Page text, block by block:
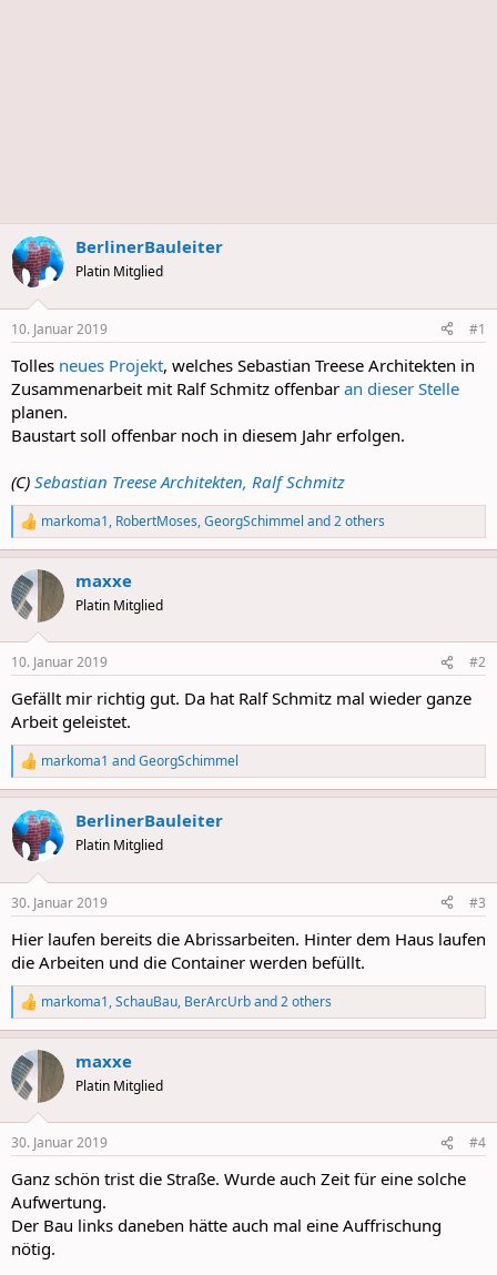
BerlinerBauleiter
Platin Mitglied
10. Januar 2019 #1
Tolles neues Projekt, welches Sebastian Treese Architekten in
Zusammenarbeit mit Ralf Schmitz offenbar an dieser Stelle
planen.
Baustart soll offenbar noch in diesem Jahr erfolgen.
(C) Sebastian Treese Architekten, Ralf Schmitz
R
e
a
c
t
i
s
markoma1, RobertMoses,GeorgSchimmel and 2 others
maxxe
Platin Mitglied
10. Januar 2019 #2
Gefällt mir richtig gut. Da hat Ralf Schmitz mal wieder ganze
Arbeit geleistet.
R
e
a
c
t
i
s
markoma1 andGeorgSchimmel
BerlinerBauleiter
Platin Mitglied
30. Januar 2019 #3
Hier laufen bereits die Abrissarbeiten. Hinter dem Haus laufen
die Arbeiten und die Container werden befüllt.
R
e
a
c
t
i
s
markoma1,SchauBau, BerArcUrband 2 others
maxxe
Platin Mitglied
30. Januar 2019 #4
Ganz schön trist die Straße. Wurde auch Zeit für eine solche
Aufwertung.
Der Bau links daneben hätte auch mal eine Auffrischung
nötig.